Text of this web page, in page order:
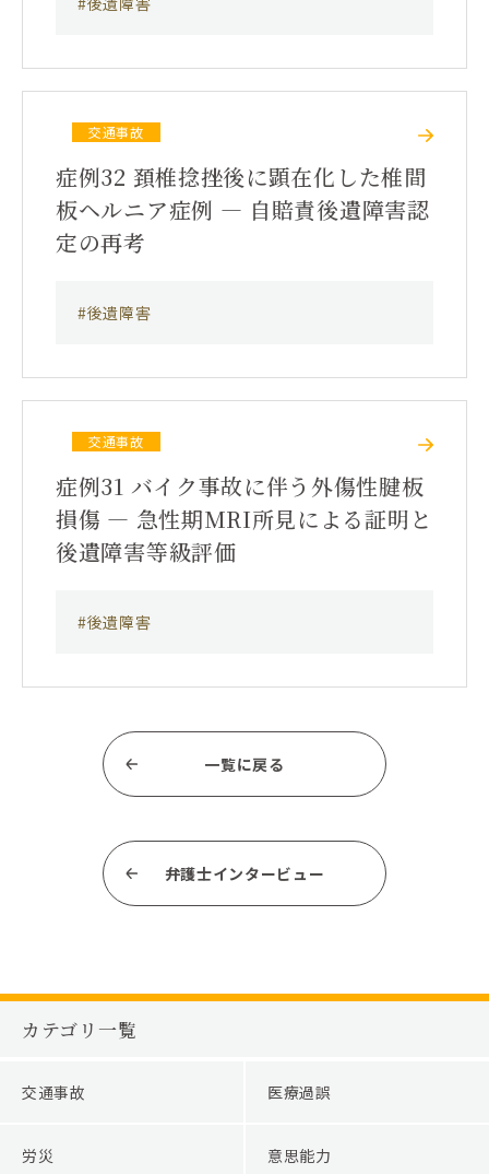
交通事故
症例32 頚椎捻挫後に顕在化した椎間
板ヘルニア症例 ― 自賠責後遺障害認
定の再考
#後遺障害
交通事故
症例31 バイク事故に伴う外傷性腱板
損傷 ― 急性期MRI所見による証明と
後遺障害等級評価
#後遺障害
一覧に戻る
弁護士インタービュー
カテゴリ一覧
交通事故 医療過誤
労災 意思能力